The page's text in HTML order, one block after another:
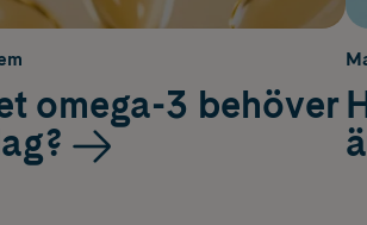
omega-3 behöver